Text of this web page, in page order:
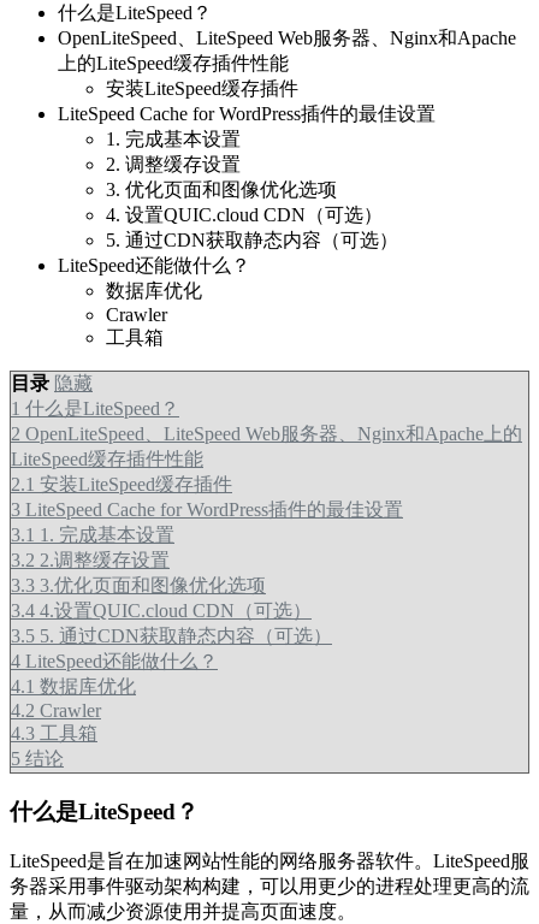
什么是LiteSpeed？
OpenLiteSpeed、LiteSpeed Web服务器、Nginx和Apache
上的LiteSpeed缓存插件性能
安装LiteSpeed缓存插件
LiteSpeed Cache for WordPress插件的最佳设置
1. 完成基本设置
2. 调整缓存设置
3. 优化页面和图像优化选项
4. 设置QUIC.cloud CDN（可选）
5. 通过CDN获取静态内容（可选）
LiteSpeed还能做什么？
数据库优化
Crawler
工具箱
目录 隐藏
1 什么是LiteSpeed？
2 OpenLiteSpeed、LiteSpeed Web服务器、Nginx和Apache上的
LiteSpeed缓存插件性能
2.1 安装LiteSpeed缓存插件
3 LiteSpeed Cache for WordPress插件的最佳设置
3.1 1. 完成基本设置
3.2 2.调整缓存设置
3.3 3.优化页面和图像优化选项
3.4 4.设置QUIC.cloud CDN（可选）
3.5 5. 通过CDN获取静态内容（可选）
4 LiteSpeed还能做什么？
4.1 数据库优化
4.2 Crawler
4.3 工具箱
5 结论
什么是LiteSpeed？
LiteSpeed是旨在加速网站性能的网络服务器软件。LiteSpeed服
务器采用事件驱动架构构建，可以用更少的进程处理更高的流
量，从而减少资源使用并提高页面速度。